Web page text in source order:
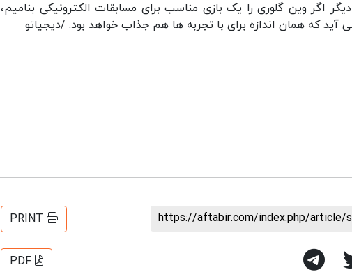
اگر وین گلوری را یک بازی مناسب برای مسابقات الکترونیکی بنامیم،
https://aftabir.com/index.php/article/
PRINT
PDF